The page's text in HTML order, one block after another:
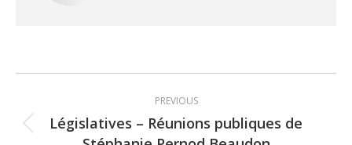
navigation
PREVIOUS
Previous
Législatives – Réunions publiques de